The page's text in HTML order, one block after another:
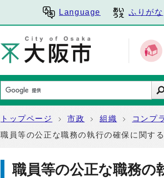
Language ふりがな
トップページ 市政 組織 コンプ
職員等の公正な職務の執行の確保に関す
職員等の公正な職務の